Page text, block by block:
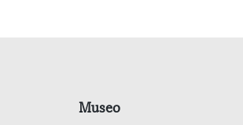
Museo